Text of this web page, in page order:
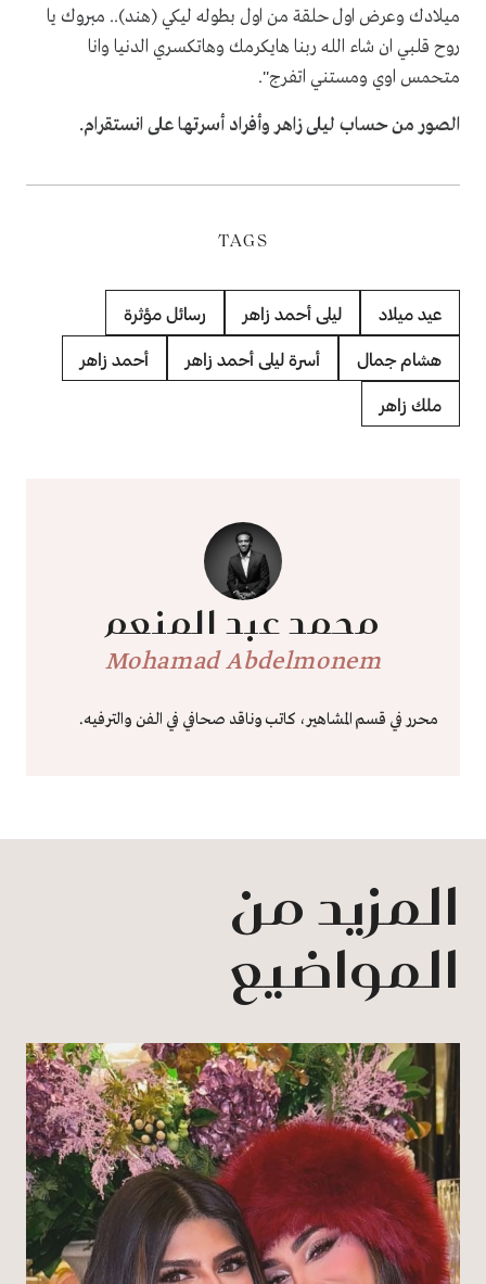
ميلادك وعرض اول حلقة من اول بطوله ليكي (هند).. مبروك يا
روح قلبي ان شاء الله ربنا هايكرمك وهاتكسري الدنيا وانا
متحمس اوي ومستني اتفرج".
الصور من حساب ليلى زاهر وأفراد أسرتها على انستقرام.
TAGS
عيد ميلاد ليلى أحمد زاهر رسائل مؤثرة
هشام جمال أسرة ليلى أحمد زاهر أحمد زاهر
ملك زاهر
محمد عبد المنعم
Mohamad Abdelmonem
محرر في قسم المشاهير، كاتب وناقد صحافي في الفن والترفيه.
المزيد من
المواضيع